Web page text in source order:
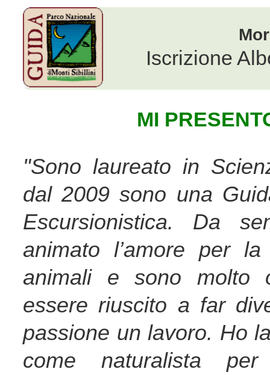
Iscrizione
MI
"Sono laureato in
dal 2009 sono una
Escursionistica. Da
animato l’amore per
animali e sono molto
essere riuscito a far
passione un lavoro. Ho
come naturalista